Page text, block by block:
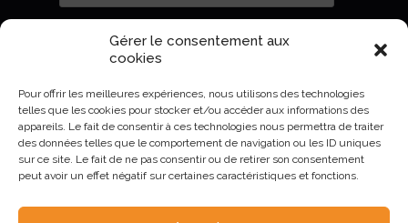
Gérer le consentement aux
cookies
Pour offrir les meilleures expériences, nous utilisons des technologies
telles que les cookies pour stocker et/ou accéder aux informations des
appareils. Le fait de consentir à ces technologies nous permettra de traiter
des données telles que le comportement de navigation ou les ID uniques
sur ce site. Le fait de ne pas consentir ou de retirer son consentement
peut avoir un effet négatif sur certaines caractéristiques et fonctions.
Envoyer